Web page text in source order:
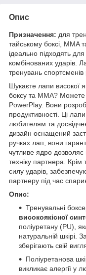
Опис
Призначення: для
тайському боксі, MMA
ідеально підходять
комбінованих ударів.
тренувань спортсменів
Шукаєте лапи високої
боксу та MMA? Можете
PowerPlay. Вони
продуктивності. Ці
любителям та
дизайн оснащений
ручках лап, вони
чутливе ядро дозволяє
техніку партнера.
силу ударів,
партнеру під час
Опис:
Тренувальні
високоякісної
поліуретану (PU),
натуральній шкірі.
зберігають свій
Поліуретанова
викликає алергії у